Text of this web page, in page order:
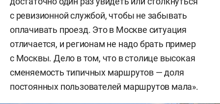
с ревизионной службой, чтобы не забывать
оплачивать проезд. Это в Москве ситуация
отличается, и регионам не надо брать пример
с Москвы. Дело в том, что в столице высокая
сменяемость типичных маршрутов — доля
постоянных пользователей маршрутов мала».